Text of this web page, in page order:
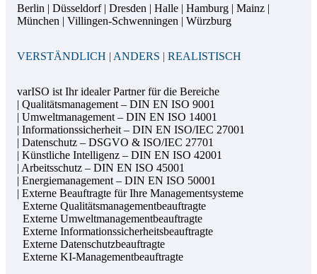
Berlin | Düsseldorf | Dresden | Halle | Hamburg | Mainz |
München | Villingen-Schwenningen | Würzburg
VERSTÄNDLICH | ANDERS | REALISTISCH
varISO ist Ihr idealer Partner für die Bereiche
| Qualitätsmanagement – DIN EN ISO 9001
| Umweltmanagement – DIN EN ISO 14001
| Informationssicherheit – DIN EN ISO/IEC 27001
| Datenschutz – DSGVO & ISO/IEC 27701
| Künstliche Intelligenz – DIN EN ISO 42001
| Arbeitsschutz – DIN EN ISO 45001
| Energiemanagement – DIN EN ISO 50001
| Externe Beauftragte für Ihre Managementsysteme
Externe Qualitätsmanagementbeauftragte
Externe Umweltmanagementbeauftragte
Externe Informationssicherheitsbeauftragte
Externe Datenschutzbeauftragte
Externe KI-Managementbeauftragte